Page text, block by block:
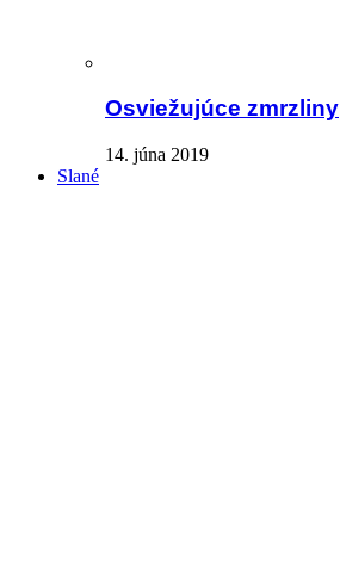
Osviežujúce zmrzliny
14. júna 2019
Slané